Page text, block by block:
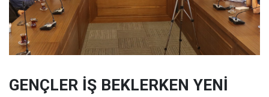
GENÇLER İŞ BEKLERKEN YENİ